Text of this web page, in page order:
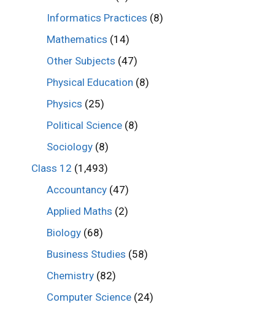
Informatics Practices (8)
Mathematics (14)
Other Subjects (47)
Physical Education (8)
Physics (25)
Political Science (8)
Sociology (8)
Class 12 (1,493)
Accountancy (47)
Applied Maths (2)
Biology (68)
Business Studies (58)
Chemistry (82)
Computer Science (24)